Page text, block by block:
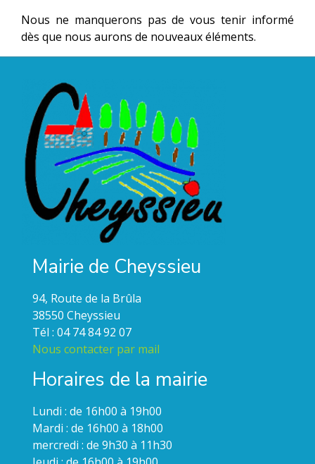
Nous ne manquerons pas de vous tenir informé
dès que nous aurons de nouveaux éléments.
Mairie de Cheyssieu
94, Route de la Brûla
38550 Cheyssieu
Tél : 04 74 84 92 07
Nous contacter par mail
Horaires de la mairie
Lundi : de 16h00 à 19h00
Mardi : de 16h00 à 18h00
mercredi : de 9h30 à 11h30